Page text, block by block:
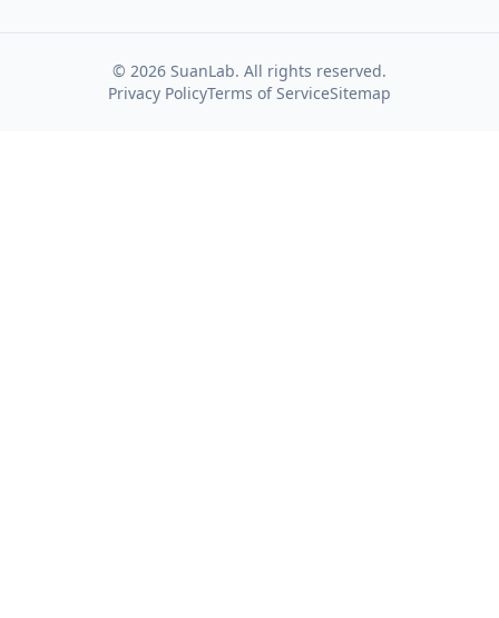
© 2026 SuanLab. All rights reserved.
Privacy PolicyTerms of ServiceSitemap